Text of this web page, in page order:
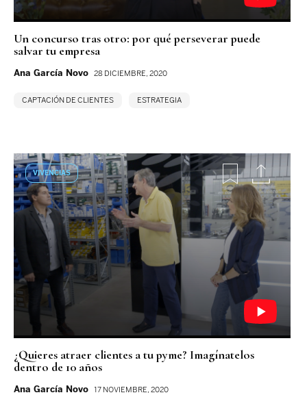
Un concurso tras otro: por qué perseverar puede
salvar tu empresa
Ana García Novo 28 DICIEMBRE, 2020
CAPTACIÓN DE CLIENTES ESTRATEGIA
VIVENCIAS
¿Quieres atraer clientes a tu pyme? Imagínatelos
dentro de 10 años
Ana García Novo 17 NOVIEMBRE, 2020